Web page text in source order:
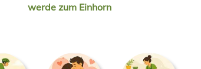
werde zum Einhorn